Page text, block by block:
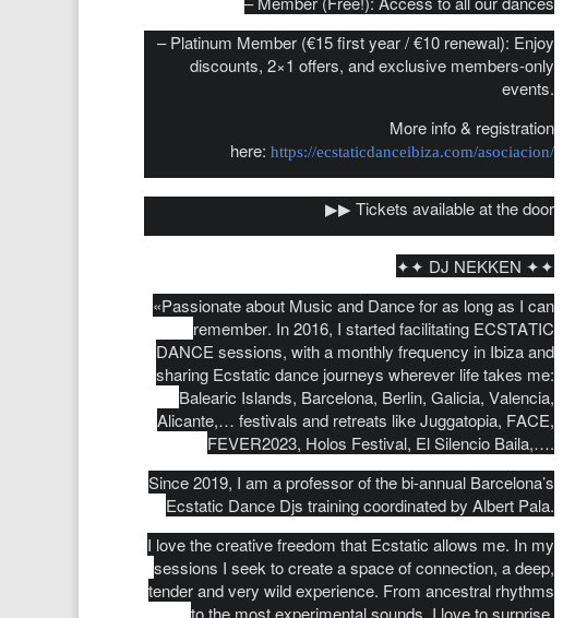
– Platinum Member (€15 first year / €10 renewal): Enjoy
discounts, 2×1 offers, and exclusive members-only
events.
More info & registration
here: https://ecstaticdanceibiza.com/asociacion/
▶︎▶︎ Tickets available at the door
✦✦ DJ NEKKEN ✦✦
«Passionate about Music and Dance for as long as I can
remember. In 2016, I started facilitating ECSTATIC
DANCE sessions, with a monthly frequency in Ibiza and
sharing Ecstatic dance journeys wherever life takes me:
Balearic Islands, Barcelona, Berlin, Galicia, Valencia,
Alicante,… festivals and retreats like Juggatopia, FACE,
FEVER2023, Holos Festival, El Silencio Baila,….
Since 2019, I am a professor of the bi-annual Barcelona’s
Ecstatic Dance Djs training coordinated by Albert Pala.
I love the creative freedom that Ecstatic allows me. In my
sessions I seek to create a space of connection, a deep,
tender and very wild experience. From ancestral rhythms
to the most experimental sounds, I love to surprise,